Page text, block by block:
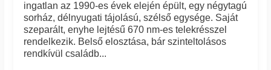
ingatlan az 1990-es évek elején épült, egy négytagú
sorház, délnyugati tájolású, szélső egysége. Saját
szeparált, enyhe lejtésű 670 nm-es telekrésszel
rendelkezik. Belső elosztása, bár szinteltolásos
rendkívül családb...